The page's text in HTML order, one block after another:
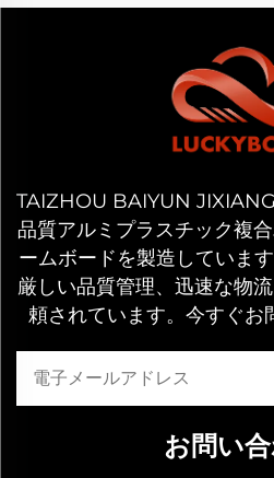
TAIZHOU BAIYUN
品質アルミプラスチック複
ームボードを製造していま
厳しい品質管理、迅速な物
頼されています。今すぐお
お問い